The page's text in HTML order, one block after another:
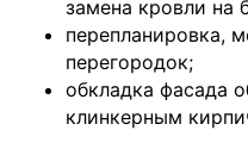
замена кровли на
перепланировка,
перегородок;
обкладка фасада
клинкерным